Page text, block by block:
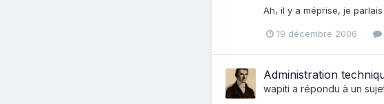
Ah, il y a méprise, je
19 décembre 2006
Administration
wapiti a répondu à un